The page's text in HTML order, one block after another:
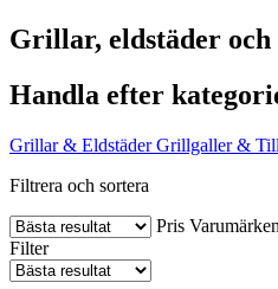
Grillar, eldstäder
Handla efter
Grillar & Eldstäder Grillgaller &
Filtrera och sortera
Pris Varumärken
Filter